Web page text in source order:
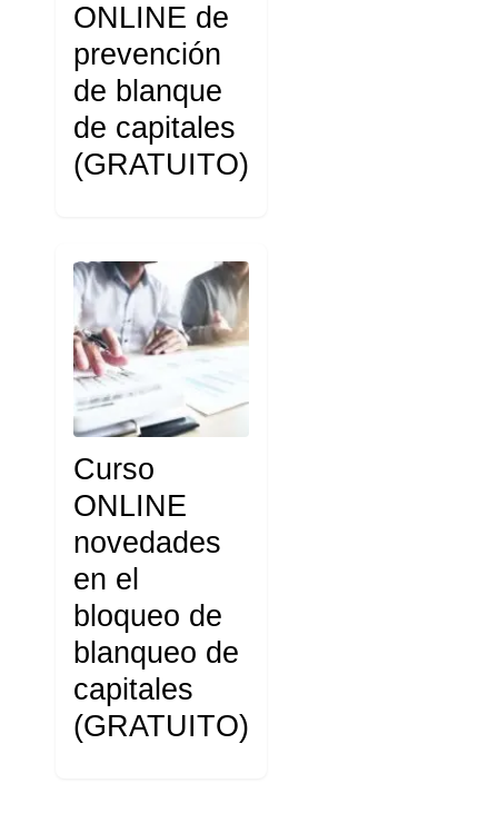
ONLINE de
prevención
de blanque
de capitales
(GRATUITO)
Curso
ONLINE
novedades
en el
bloqueo de
blanqueo de
capitales
(GRATUITO)